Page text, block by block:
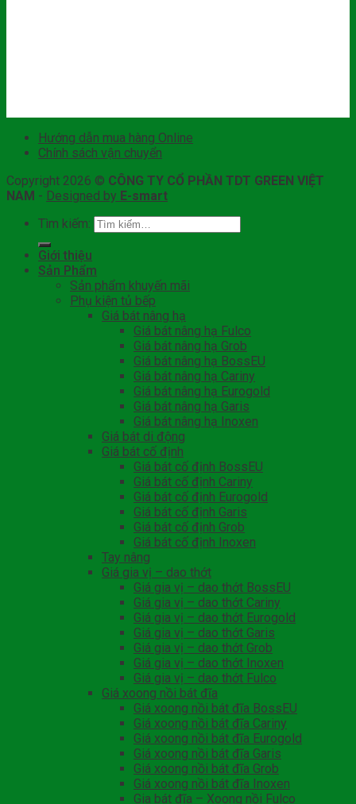
Hướng dẫn mua hàng Online
Chính sách vận chuyển
Copyright 2026 © CÔNG TY CỔ PHẦN TDT GREEN VIỆT
NAM - Designed by E-smart
Tìm kiếm:
Giới thiệu
Sản Phẩm
Sản phẩm khuyến mãi
Phụ kiện tủ bếp
Giá bát nâng hạ
Giá bát nâng hạ Fulco
Giá bát nâng hạ Grob
Giá bát nâng hạ BossEU
Giá bát nâng hạ Cariny
Giá bát nâng hạ Eurogold
Giá bát nâng hạ Garis
Giá bát nâng hạ Inoxen
Giá bát di động
Giá bát cố định
Giá bát cố định BossEU
Giá bát cố định Cariny
Giá bát cố định Eurogold
Giá bát cố định Garis
Giá bát cố định Grob
Giá bát cố định Inoxen
Tay nâng
Giá gia vị – dao thớt
Giá gia vị – dao thớt BossEU
Giá gia vị – dao thớt Cariny
Giá gia vị – dao thớt Eurogold
Giá gia vị – dao thớt Garis
Giá gia vị – dao thớt Grob
Giá gia vị – dao thớt Inoxen
Giá gia vị – dao thớt Fulco
Giá xoong nồi bát đĩa
Giá xoong nồi bát đĩa BossEU
Giá xoong nồi bát đĩa Cariny
Giá xoong nồi bát đĩa Eurogold
Giá xoong nồi bát đĩa Garis
Giá xoong nồi bát đĩa Grob
Giá xoong nồi bát đĩa Inoxen
Gia bát đĩa – Xoong nồi Fulco